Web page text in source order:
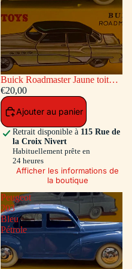
Buick Roadmaster Jaune toit
Vert
€20,00
Ajouter au panier
Retrait disponible à 115 Rue de
la Croix Nivert
Habituellement prête en
24 heures
Afficher les informations de
la boutique
Peugeot
203
Bleu
Pétrole